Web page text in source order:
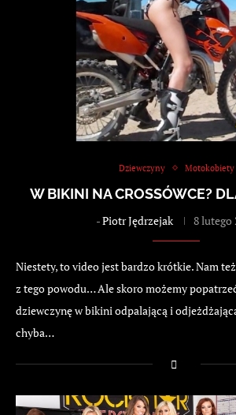
Dziewczyny Motokobiety
W BIKINI NA CROSSÓWCE?
-Piotr Jędrzejak 8 lutego
Niestety, to video jest bardzo krótkie. Nam
z tego powodu… Ale skoro możemy
dziewczynę w bikini odpalającą i
chyba…